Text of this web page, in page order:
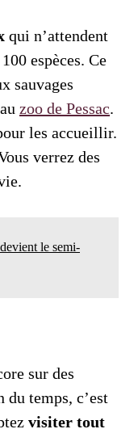
qui n’attendent
espèces. Ce
sauvages
zoo de Pessac.
les accueillir.
verrez des
le semi-
sur des
temps, c’est
visiter tout